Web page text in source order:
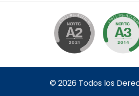
© 2026 Todos los